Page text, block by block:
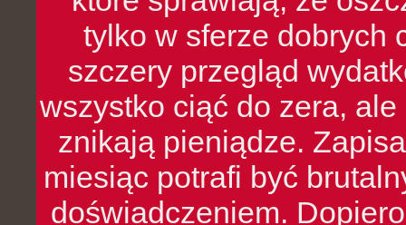
tylko w sferze dobrych
szczery przegląd
wszystko ciąć do zera,
znikają pieniądze.
miesiąc potrafi być
doświadczeniem.